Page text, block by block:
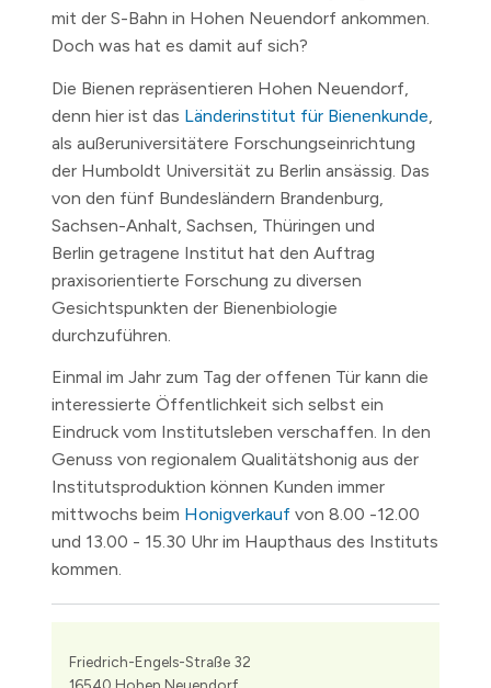
mit der S-Bahn in Hohen Neuendorf ankommen.
Doch was hat es damit auf sich?
Die Bienen repräsentieren Hohen Neuendorf,
denn hier ist das Länderinstitut für Bienenkunde
als außeruniversitätere Forschungseinrichtung
der Humboldt Universität zu Berlin ansässig. Das
von den fünf Bundesländern Brandenburg,
Sachsen-Anhalt, Sachsen, Thüringen und
Berlin getragene Institut hat den Auftrag
praxisorientierte Forschung zu diversen
Gesichtspunkten der Bienenbiologie
durchzuführen.
Einmal im Jahr zum Tag der offenen Tür kann die
interessierte Öffentlichkeit sich selbst ein
Eindruck vom Institutsleben verschaffen. In den
Genuss von regionalem Qualitätshonig aus der
Institutsproduktion können Kunden immer
mittwochs beim Honigverkauf von 8.00 -12.00
und 13.00 - 15.30 Uhr im Haupthaus des Instituts
kommen.
Friedrich-Engels-Straße 32
16540 Hohen Neuendorf